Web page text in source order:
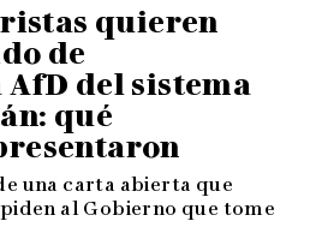
quieren
de
del sistema
qué
una carta abierta que
al Gobierno que tome